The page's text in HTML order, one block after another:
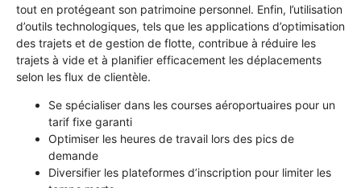
tout en protégeant son patrimoine personnel. Enfin, l’utilisation
d’outils technologiques, tels que les applications d’optimisation
des trajets et de gestion de flotte, contribue à réduire les
trajets à vide et à planifier efficacement les déplacements
selon les flux de clientèle.
Se spécialiser dans les courses aéroportuaires pour un
tarif fixe garanti
Optimiser les heures de travail lors des pics de
demande
Diversifier les plateformes d’inscription pour limiter les